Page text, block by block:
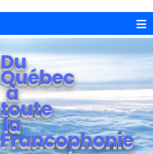
≡
Du
Québec
à
toute
la
Francophonie